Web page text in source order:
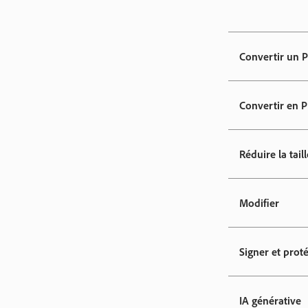
Convertir un
Convertir en
Réduire la
Modifier
Signer et
IA générative